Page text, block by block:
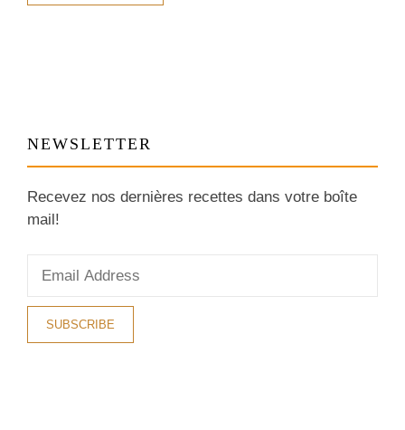
NEWSLETTER
Recevez nos dernières recettes dans votre boîte
mail!